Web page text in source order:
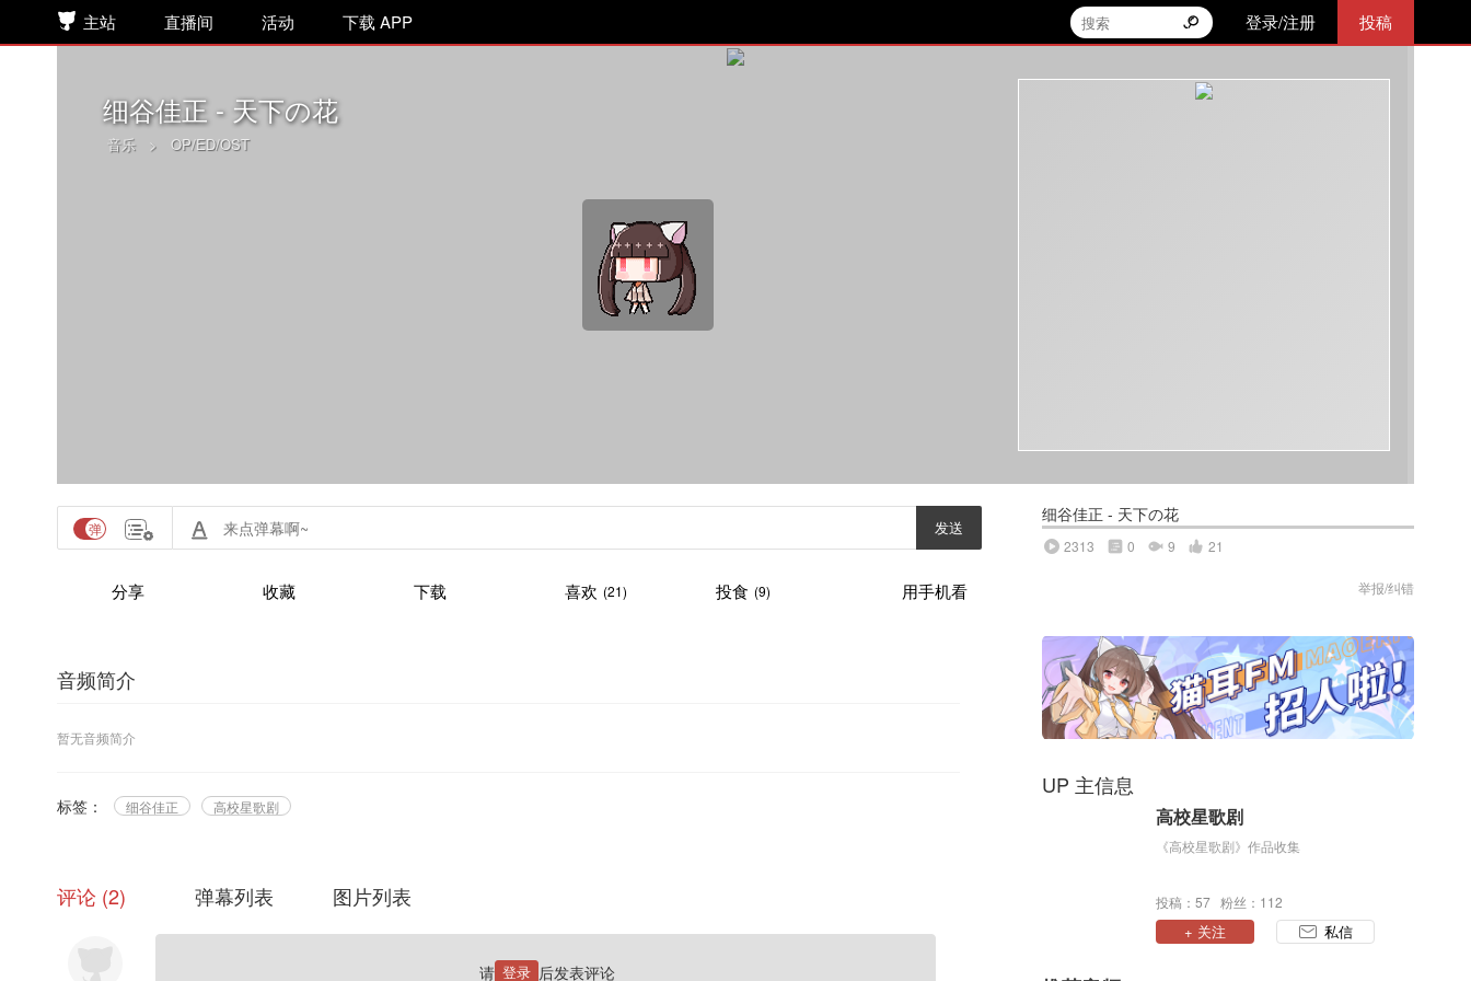
主站 直播间 活动 下载 APP 登录/注册 投稿
细谷佳正 - 天下の花
音乐 > OP/ED/OST
发送
分享 收藏 下载 喜欢 (21) 投食 (9) 用手机看
细谷佳正 - 天下の花
2313 0 9 21
举报/纠错
音频简介
暂无音频简介
标签： 细谷佳正 高校星歌剧
评论 2 弹幕列表 图片列表
请 登录 后发表评论
UP 主信息
高校星歌剧
《高校星歌剧》作品收集
投稿：57 粉丝：112
+ 关注 私信